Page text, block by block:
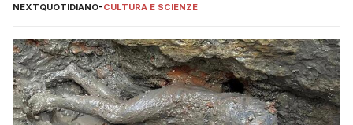
NEXTQUOTIDIANO-CULTURA E SCIENZE